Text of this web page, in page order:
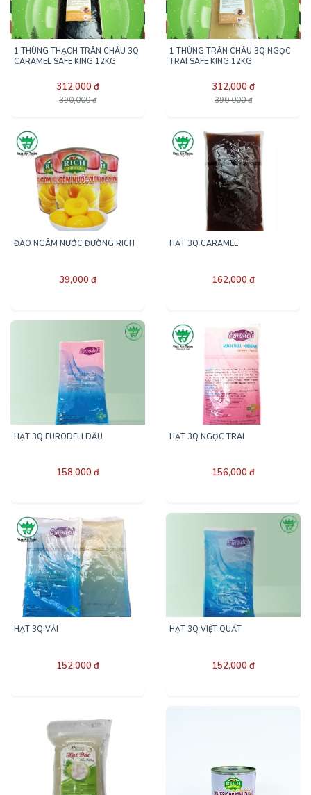
1 THÙNG THẠCH TRÂN CHÂU 3Q
CARAMEL SAFE KING 12KG
312,000 đ
390,000 đ
1 THÙNG TRÂN CHÂU 3Q NGỌC
TRAI SAFE KING 12KG
312,000 đ
390,000 đ
ĐÀO NGÂM NƯỚC ĐƯỜNG RICH
39,000 đ
HẠT 3Q CARAMEL
162,000 đ
HẠT 3Q EURODELI DÂU
158,000 đ
HẠT 3Q NGỌC TRAI
156,000 đ
HẠT 3Q VẢI
152,000 đ
HẠT 3Q VIỆT QUẤT
152,000 đ